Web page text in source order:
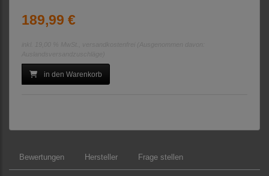
189,99 €
in den Warenkorb
Bewertungen Hersteller Frage stellen